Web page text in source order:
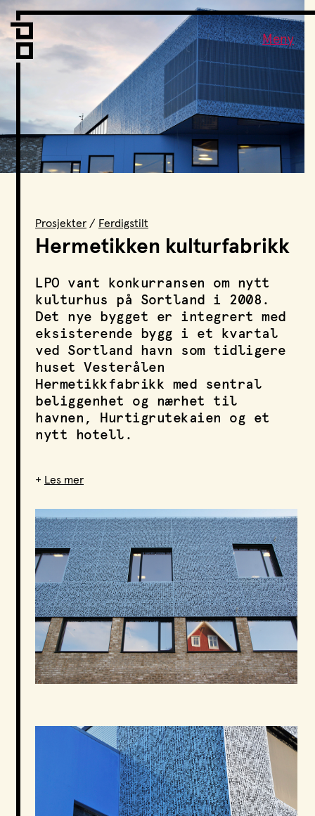
Meny
Vi er LPO
Vår metode
Vår organisering
Hva vi gjør
Prosjekter
Nyheter
Podkast
LPO Familien
LPO Oslo
LPO Lillehammer
LPO Svalbard
LPO Bergen
LOF
Prosjekter / Ferdigstilt
Hermetikken kulturfabrikk
LPO vant konkurransen om nytt
kulturhus på Sortland i 2008.
Det nye bygget er integrert med
eksisterende bygg i et kvartal
ved Sortland havn som tidligere
huset Vesterålen
Hermetikkfabrikk med sentral
beliggenhet og nærhet til
havnen, Hurtigrutekaien og et
nytt hotell.
+ Les mer
Funksjon
Kultur, kino, bibliotek og kafe
Oppdragsgiver
Hermetikken as
Sted
Sortland
År
2014
Intensjonen bak prosjektet har vært å få til en
forankring mot den industrielle historien med
fiskeforedlingsfabrikken. Samtidig skal
Kulturfabrikkens fysiske utforming være med på å gi
Sortland god arkitektur og nye impulser for den
fremtidige utviklingen av byen.